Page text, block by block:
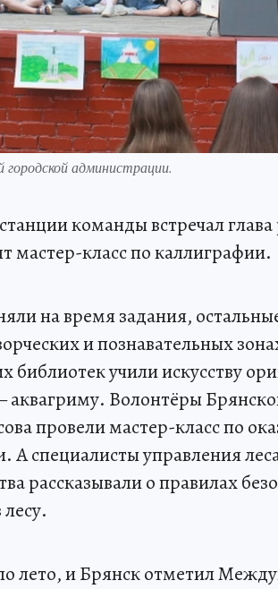
администрации.
команды встречал
мастер-класс по каллиграфии.
на время задания,
и познавательных
библиотек учили искусству
Волонтёры
провели мастер-класс по
специалисты управления
рассказывали о правилах
лето, и Брянск отметил